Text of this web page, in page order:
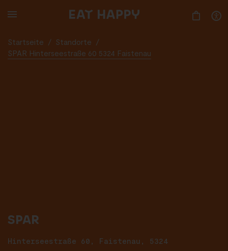
TO
Startseite / Standorte
/
SPAR Hinterseestraße 60 5324 Faistenau
SPAR
Hinterseestraße 60, Faistenau, 5324